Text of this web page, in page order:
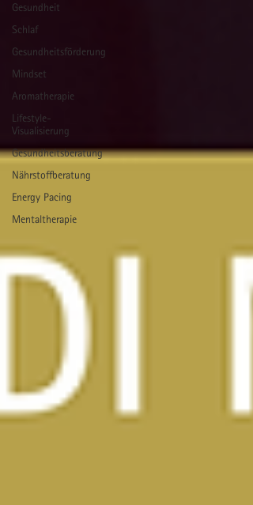
Gesundheit
Schlaf
Gesundheitsförderung
Mindset
Aromatherapie
Lifestyle-
Visualisierung
Gesundheitsberatung
Nährstoffberatung
Energy Pacing
Mentaltherapie